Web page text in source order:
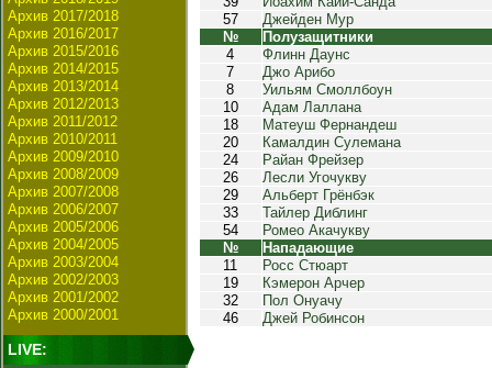
Архив 2017/2018
Архив 2016/2017
Архив 2015/2016
Архив 2014/2015
Архив 2013/2014
Архив 2012/2013
Архив 2011/2012
Архив 2010/2011
Архив 2009/2010
Архив 2008/2009
Архив 2007/2008
Архив 2006/2007
Архив 2005/2006
Архив 2004/2005
Архив 2003/2004
Архив 2002/2003
Архив 2001/2002
Архив 2000/2001
LIVE:
57
Джейден Мур
№
Полузащитники
4
Флинн Даунс
7
Джо Арибо
8
Уильям Смоллбоун
10
Адам Лаллана
18
Матеуш Фернандеш
20
Камалдин Сулемана
24
Райан Фрейзер
26
Лесли Угочукву
29
Альберт Грёнбэк
33
Тайлер Диблинг
54
Ромео Акачукву
№
Нападающие
11
Росс Стюарт
19
Кэмерон Арчер
32
Пол Онуачу
46
Джей Робинсон